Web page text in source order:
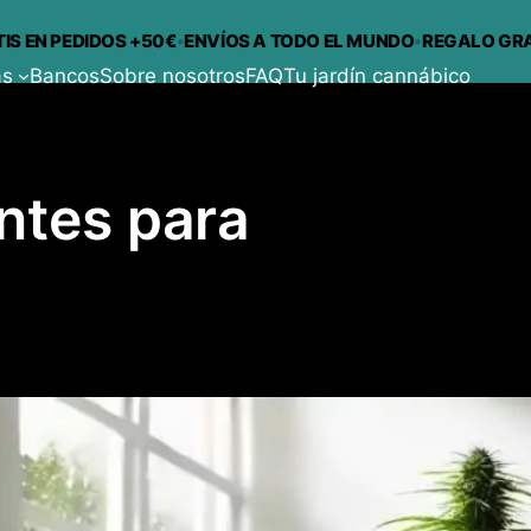
+50€·ENVÍOS A TODO EL MUNDO·REGALO GRATIS
BancosSobre nosotrosFAQTu jardín cannábico
para